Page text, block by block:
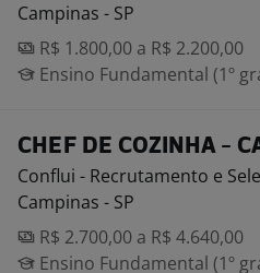
Campinas - SP
R$ 1.800,00 a R$ 2.200,00
Ensino Fundamental (1º
CHEF DE COZINHA -
Conflui - Recrutamento e
Campinas - SP
R$ 2.700,00 a R$ 4.640,00
Ensino Fundamental (1º